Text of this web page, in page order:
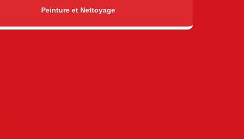
Peinture et Nettoyage